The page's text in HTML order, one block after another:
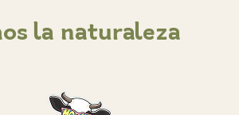
la naturaleza